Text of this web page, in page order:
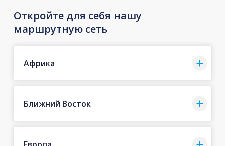
Откройте для себя нашу
маршрутную сеть
Африка
Ближний Восток